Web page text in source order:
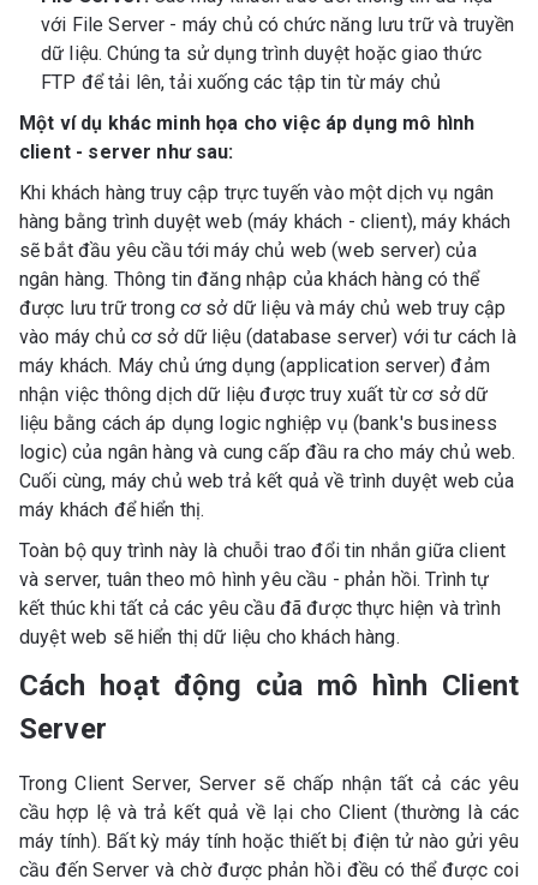
với File Server - máy chủ có chức năng lưu trữ và truyền
dữ liệu. Chúng ta sử dụng trình duyệt hoặc giao thức
FTP để tải lên, tải xuống các tập tin từ máy chủ
Một ví dụ khác minh họa cho việc áp dụng mô hình
client - server như sau:
Khi khách hàng truy cập trực tuyến vào một dịch vụ ngân
hàng bằng trình duyệt web (máy khách - client), máy khách
sẽ bắt đầu yêu cầu tới máy chủ web (web server) của
ngân hàng. Thông tin đăng nhập của khách hàng có thể
được lưu trữ trong cơ sở dữ liệu và máy chủ web truy cập
vào máy chủ cơ sở dữ liệu (database server) với tư cách là
máy khách. Máy chủ ứng dụng (application server) đảm
nhận việc thông dịch dữ liệu được truy xuất từ cơ sở dữ
liệu bằng cách áp dụng logic nghiệp vụ (bank's business
logic) của ngân hàng và cung cấp đầu ra cho máy chủ web.
Cuối cùng, máy chủ web trả kết quả về trình duyệt web của
máy khách để hiển thị.
Toàn bộ quy trình này là chuỗi trao đổi tin nhắn giữa client
và server, tuân theo mô hình yêu cầu - phản hồi. Trình tự
kết thúc khi tất cả các yêu cầu đã được thực hiện và trình
duyệt web sẽ hiển thị dữ liệu cho khách hàng.
Cách hoạt động của mô hình Client
Server
Trong Client Server, Server sẽ chấp nhận tất cả các yêu
cầu hợp lệ và trả kết quả về lại cho Client (thường là các
máy tính). Bất kỳ máy tính hoặc thiết bị điện tử nào gửi yêu
cầu đến Server và chờ được phản hồi đều có thể được coi